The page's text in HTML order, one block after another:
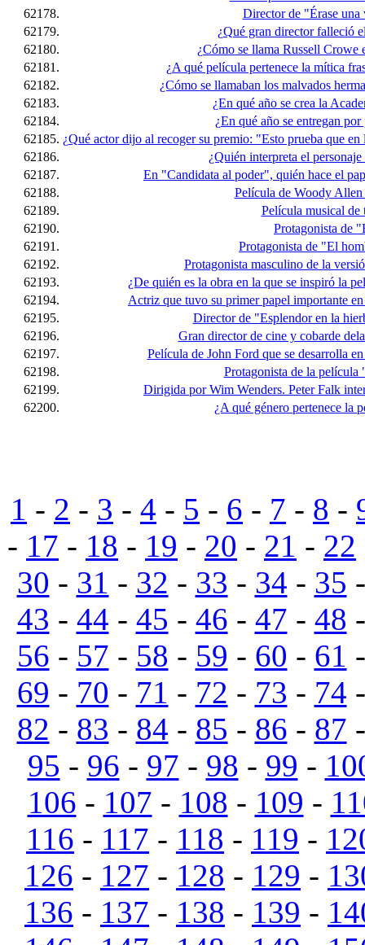
62178.
Director de "Érase una
62179.
¿Qué gran director falleció
62180.
¿Cómo se llama Russell
62181.
¿A qué película pertenece la mítica
62182.
¿Cómo se llamaban los malvados
62183.
¿En qué año se crea la
62184.
¿En qué año se entregan
62185. ¿Qué actor dijo al recoger su premio: "Esto prueba que
62186.
¿Quién interpreta el
62187.
En "Candidata al poder", quién hace el
62188.
Película de Woody
62189.
Película musical de
62190.
Protagonista de
62191.
Protagonista de "El
62192.
Protagonista masculino de la
62193.
¿De quién es la obra en la que se inspiró la
62194.
Actriz que tuvo su primer papel importante
62195.
Director de "Esplendor en la
62196.
Gran director de cine y cobarde
62197.
Película de John Ford que se desarrolla
62198.
Protagonista de la
62199.
Dirigida por Wim Wenders. Peter Falk
62200.
¿A qué género pertenece la
1 - 2 - 3 - 4 - 5 - 6 - 7 - 8 -
- 17 - 18 - 19 - 20 - 21 - 22
30 - 31 - 32 - 33 - 34 - 35
43 - 44 - 45 - 46 - 47 - 48
56 - 57 - 58 - 59 - 60 - 61
69 - 70 - 71 - 72 - 73 - 74
82 - 83 - 84 - 85 - 86 - 87
95 - 96 - 97 - 98 - 99 -
106 - 107 - 108 - 109 -
116 - 117 - 118 - 119 -
126 - 127 - 128 - 129 -
136 - 137 - 138 - 139 -